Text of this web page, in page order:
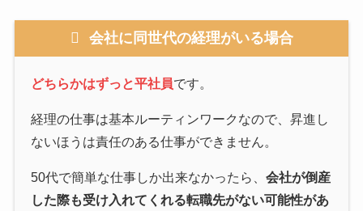
会社に同世代の経理がいる場合
どちらかはずっと平社員です。
経理の仕事は基本ルーティンワークなので、昇進し
ないほうは責任のある仕事ができません。
50代で簡単な仕事しか出来なかったら、 会社が倒産
した際も受け入れてくれる転職先がない可能性があ